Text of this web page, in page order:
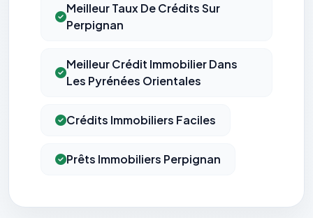
Meilleur Taux De Crédits Sur
Perpignan
Meilleur Crédit Immobilier Dans
Les Pyrénées Orientales
Crédits Immobiliers Faciles
Prêts Immobiliers Perpignan